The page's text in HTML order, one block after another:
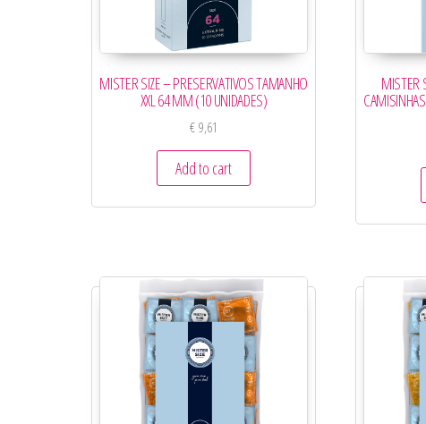
MISTER SIZE – PRESERVATIVOS TAMANHO
XXL 64 MM (10 UNIDADES)
€9,61
Add to cart
MISTER